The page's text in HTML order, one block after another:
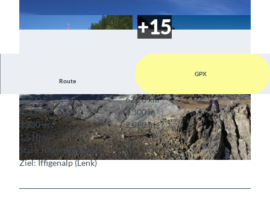
© Cabane des Audanne
© Markus Schluep © Wildstrubelhütte
Route
GPX
30:00 h
62,23 km
4.300 m
4.300 m
1.380 m
2.890 m
1.510 m
Start: Iffigenalp (Lenk)
Ziel: Iffigenalp (Lenk)